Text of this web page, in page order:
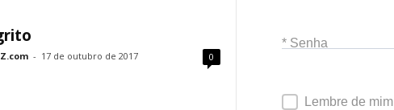
- 17 de outubro de 2017 0
* Senha
Lembre de mim